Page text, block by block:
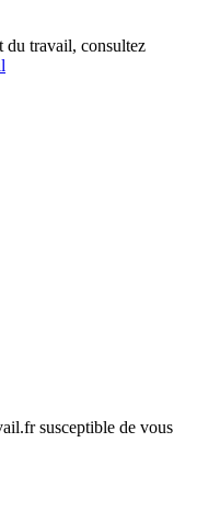
du travail, consultez
susceptible de vous